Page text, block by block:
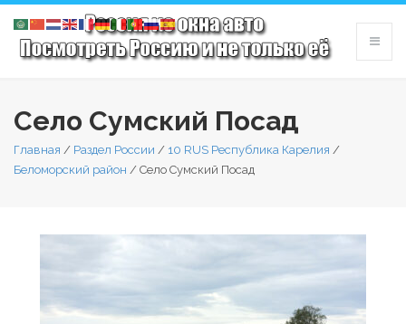
Село Сумский Посад
Главная / Раздел России / 10 RUS Республика Карелия /
Беломорский район / Село Сумский Посад